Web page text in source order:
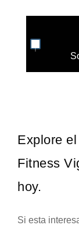
Explore
Fitness
hoy.
Si esta